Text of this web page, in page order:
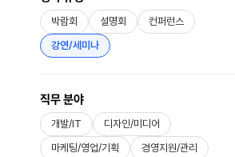
박람회 설명회
컨퍼런스
강연/세미나
직무 분야
개발/IT
디자인/미디어
마케팅/영업/기획
경영지원/관리